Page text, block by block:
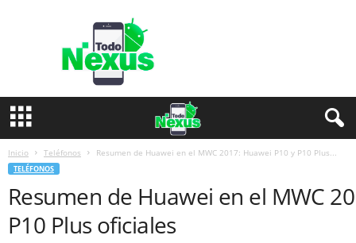
e
Inicio Teléfonos Resumen de Huawei en el MWC 2017: Huawei P10 y P10 Plus...
TELÉFONOS
Resumen de Huawei en el MWC
P10 Plus oficiales